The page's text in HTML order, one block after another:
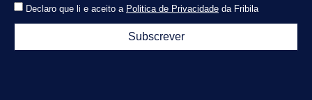
Declaro que li e aceito a Politica de Privacidade da Fribila
Subscrever